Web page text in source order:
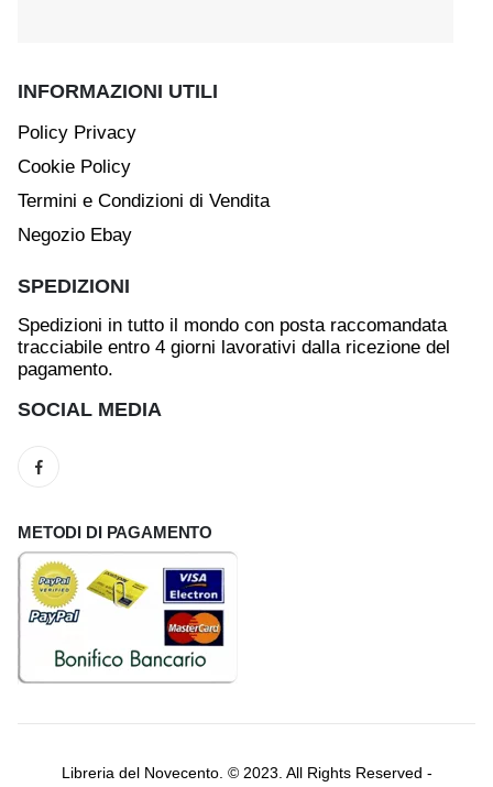
INFORMAZIONI UTILI
Policy Privacy
Cookie Policy
Termini e Condizioni di Vendita
Negozio Ebay
SPEDIZIONI
Spedizioni in tutto il mondo con posta raccomandata
tracciabile entro 4 giorni lavorativi dalla ricezione del
pagamento.
SOCIAL MEDIA
METODI DI PAGAMENTO
Libreria del Novecento. © 2023. All Rights Reserved -